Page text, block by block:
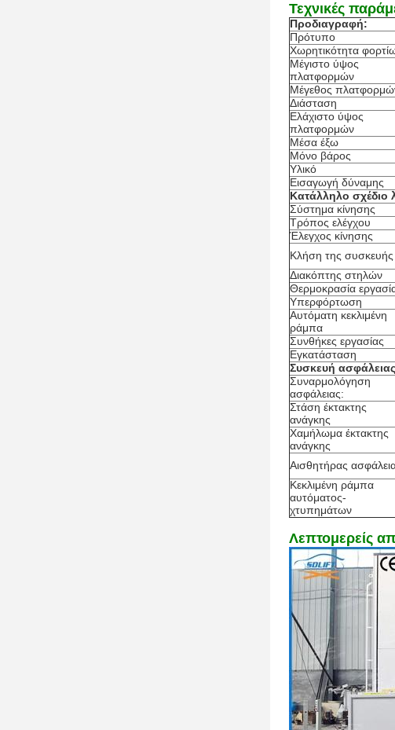
Τεχνικές
Προδιαγραφή:
Πρότυπο
Χωρητικότητα
Μέγιστο ύψος
πλατφορμών
Μέγεθος
Διάσταση
Ελάχιστο ύψος
πλατφορμών
Μέσα έξω
Μόνο βάρος
Υλικό
Εισαγωγή δύναμης
Κατάλληλο σχέδιο
Σύστημα κίνησης
Τρόπος ελέγχου
Έλεγχος κίνησης
Κλήση της συσκευής
Διακόπτης στηλών
Θερμοκρασία
Υπερφόρτωση
Αυτόματη κεκλιμένη
ράμπα
Συνθήκες εργασίας
Εγκατάσταση
Συσκευή
Συναρμολόγηση
ασφάλειας:
Στάση έκτακτης
ανάγκης
Χαμήλωμα έκτακτης
ανάγκης
Αισθητήρας
Κεκλιμένη ράμπα
αυτόματος-
χτυπημάτων
Λεπτομερείς